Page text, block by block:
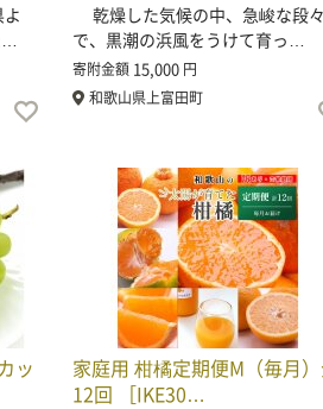
…
乾燥した気候の中、急峻な段
で、黒潮の浜風をうけて育っ…
寄附金額 15,000 円
和歌山県上富田町
ッ
家庭用 柑橘定期便M（毎月
12回 ［IKE30…